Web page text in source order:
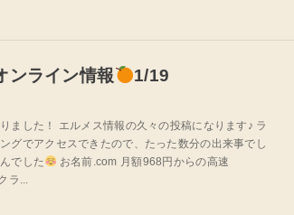
ンライン情報 1/19
ました！ エルメス情報の久々の投稿になります♪ ラ
グでアクセスできたので、たった数分の出来事でし
でした
お名前.com 月額968円からの高速
ラ...